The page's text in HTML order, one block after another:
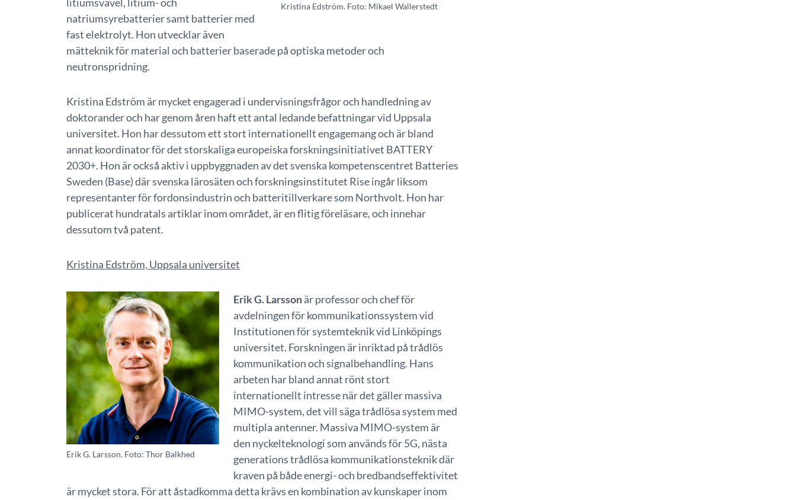
Kristina Edström. Foto: Mikael Wallerstedt
natriumsyrebatterier samt batterier med
fast elektrolyt. Hon utvecklar även
mätteknik för material och batterier baserade på optiska metoder och
neutronspridning.
Kristina Edström är mycket engagerad i undervisningsfrågor och handledning av
doktorander och har genom åren haft ett antal ledande befattningar vid Uppsala
universitet. Hon har dessutom ett stort internationellt engagemang och är bland
annat koordinator för det storskaliga europeiska forskningsinitiativet BATTERY
2030+. Hon är också aktiv i uppbyggnaden av det svenska kompetenscentret Batteries
Sweden (Base) där svenska lärosäten och forskningsinstitutet Rise ingår liksom
representanter för fordonsindustrin och batteritillverkare som Northvolt. Hon har
publicerat hundratals artiklar inom området, är en flitig föreläsare, och innehar
dessutom två patent.
Kristina Edström, Uppsala universitet
Erik G. Larsson. Foto: Thor Balkhed
Erik G. Larssonär professor och chef för
avdelningen för kommunikationssystem vid
Institutionen för systemteknik vid Linköpings
universitet. Forskningen är inriktad på trådlös
kommunikation och signalbehandling. Hans
arbeten har bland annat rönt stort
internationellt intresse när det gäller massiva
MIMO-system, det vill säga trådlösa system med
multipla antenner. Massiva MIMO-system är
den nyckelteknologi som används för 5G, nästa
generations trådlösa kommunikationsteknik där
kraven på både energi- och bredbandseffektivitet
är mycket stora. För att åstadkomma detta krävs en kombination av kunskaper inom